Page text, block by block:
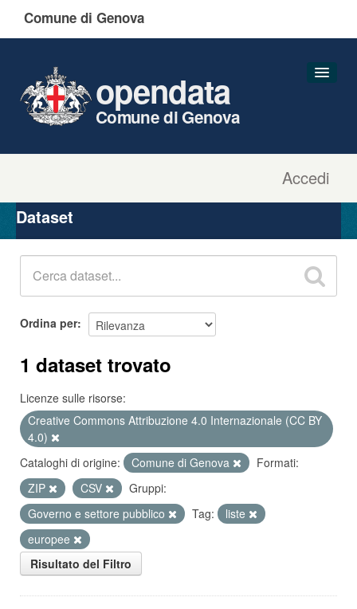
Comune di Genova
Accedi
opendata
Comune di Genova
Organizzazioni
Gruppi
Dataset
Ordina per
1 dataset trovato
Licenze sulle risorse:
Creative Commons Attribuzione 4.0 Internazionale (CC BY
4.0)
Cataloghi di origine:
Comune di Genova
Formati:
ZIP
CSV
Gruppi:
Governo e settore pubblico
Tag:
liste
europee
Risultato del Filtro